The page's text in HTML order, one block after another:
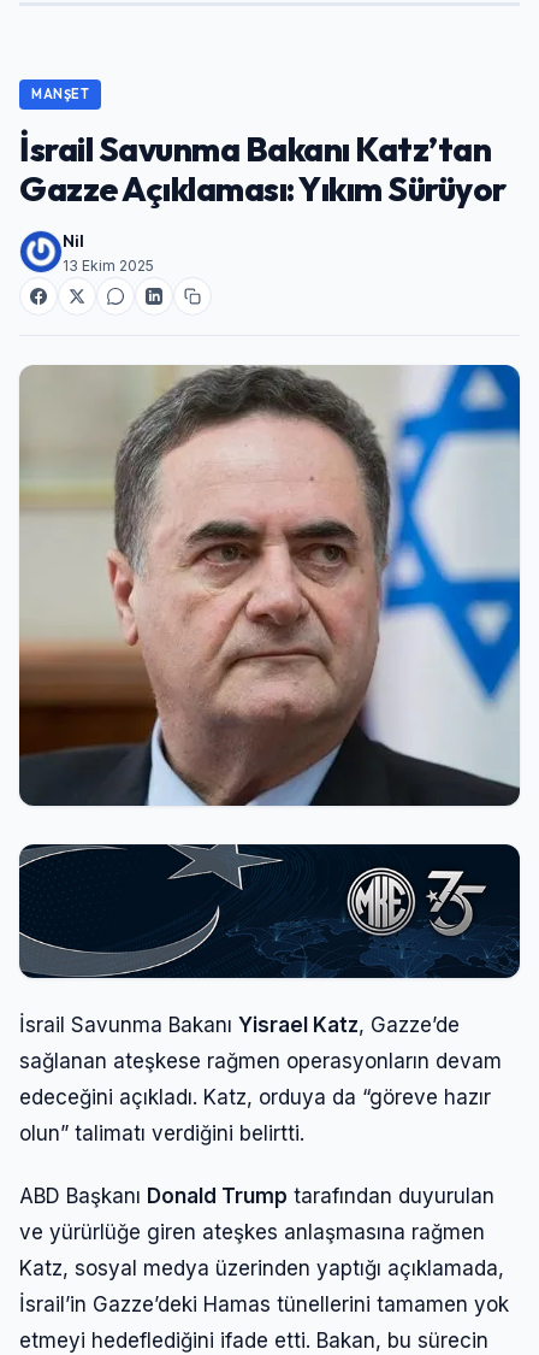
MANŞET
İsrail Savunma Bakanı Katz’tan
Gazze Açıklaması: Yıkım Sürüyor
Nil
13 Ekim 2025
İsrail Savunma Bakanı Yisrael Katz, Gazze’de
sağlanan ateşkese rağmen operasyonların devam
edeceğini açıkladı. Katz, orduya da “göreve hazır
olun” talimatı verdiğini belirtti.
ABD Başkanı Donald Trump tarafından duyurulan
ve yürürlüğe giren ateşkes anlaşmasına rağmen
Katz, sosyal medya üzerinden yaptığı açıklamada,
İsrail’in Gazze’deki Hamas tünellerini tamamen yok
etmeyi hedeflediğini ifade etti. Bakan, bu sürecin